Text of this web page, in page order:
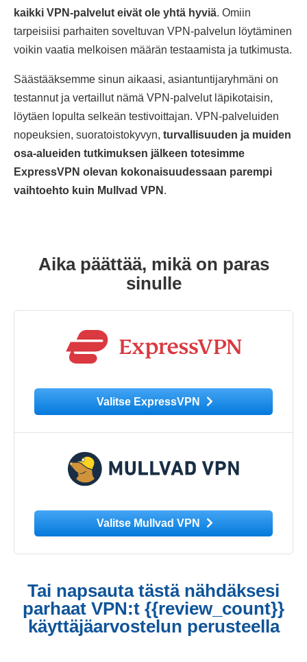
kaikki VPN-palvelut eivät ole yhtä hyviä. Omiin
tarpeisiisi parhaiten soveltuvan VPN-palvelun löytäminen
voikin vaatia melkoisen määrän testaamista ja tutkimusta.
Säästääksemme sinun aikaasi, asiantuntijaryhmäni on
testannut ja vertaillut nämä VPN-palvelut läpikotaisin,
löytäen lopulta selkeän testivoittajan. VPN-palveluiden
nopeuksien, suoratoistokyvyn, turvallisuuden ja muiden
osa-alueiden tutkimuksen jälkeen totesimme
ExpressVPN olevan kokonaisuudessaan parempi
vaihtoehto kuin Mullvad VPN .
Aika päättää, mikä on paras
sinulle
Valitse ExpressVPN
Valitse Mullvad VPN
Tai napsauta tästä nähdäksesi
parhaat VPN:t {{review_count}}
käyttäjäarvostelun perusteella